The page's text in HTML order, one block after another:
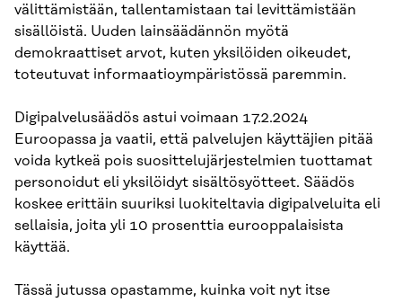
välittämistään, tallentamistaan tai levittämistään
sisällöistä. Uuden lainsäädännön myötä
demokraattiset arvot, kuten yksilöiden oikeudet,
toteutuvat informaatioympäristössä paremmin.
Digipalvelusäädös astui voimaan 17.2.2024
Euroopassa ja vaatii, että palvelujen käyttäjien pitää
voida kytkeä pois suosittelujärjestelmien tuottamat
personoidut eli yksilöidyt sisältösyötteet. Säädös
koskee erittäin suuriksi luokiteltavia digipalveluita eli
sellaisia, joita yli 10 prosenttia eurooppalaisista
käyttää.
Tässä jutussa opastamme, kuinka voit nyt itse